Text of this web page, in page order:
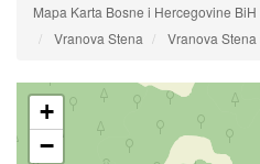
Mapa Karta Bosne i Hercegovine
Vranova Stena
Vranova
+
−